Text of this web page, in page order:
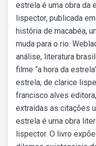
estrela é uma obra da
lispector, publicada
história de macabéa,
muda para o rio.
análise, literatura
filme “a hora da
estrela, de clarice
francisco alves
extraídas as citações
estrela é uma obra
lispector. O livro